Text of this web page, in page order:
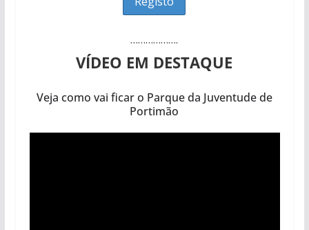
……………….
VÍDEO EM DESTAQUE
Veja como vai ficar o Parque da Juventude de
Portimão